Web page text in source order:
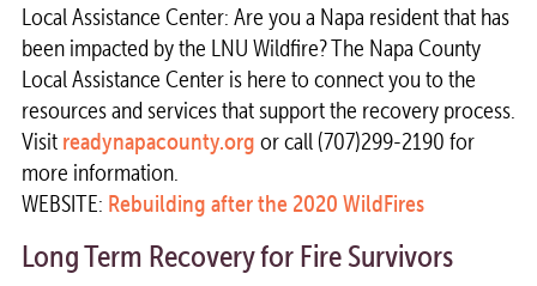
Local Assistance Center: Are you a Napa resident that has
been impacted by the LNU Wildfire? The Napa County
Local Assistance Center is here to connect you to the
resources and services that support the recovery process.
Visit readynapacounty.org or call (707)299-2190 for
more information.
WEBSITE: Rebuilding after the 2020 WildFires
Long Term Recovery for Fire Survivors